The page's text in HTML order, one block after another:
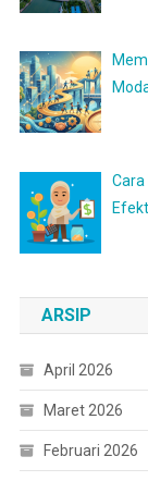
ARSIP
April 2026
Maret 2026
Februari 2026